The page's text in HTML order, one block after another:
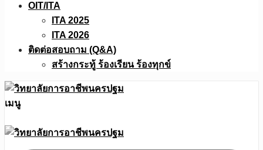
OIT/ITA
ITA 2025
ITA 2026
ติดต่อสอบถาม (Q&A)
สร้างกระทู้ ร้องเรียน ร้องทุกข์
เมนู